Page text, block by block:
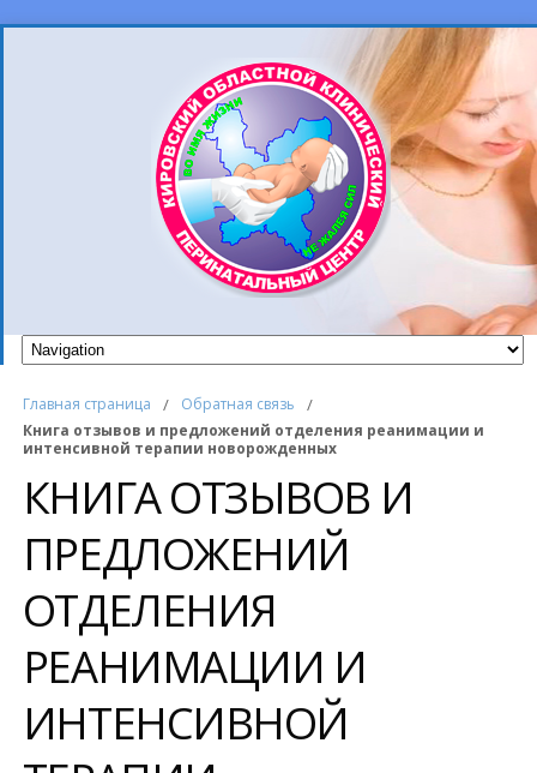
Главная страница / Обратная связь /
Книга отзывов и предложений отделения реанимации и
интенсивной терапии новорожденных
КНИГА ОТЗЫВОВ И
ПРЕДЛОЖЕНИЙ
ОТДЕЛЕНИЯ
РЕАНИМАЦИИ И
ИНТЕНСИВНОЙ